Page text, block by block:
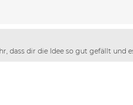
dass dir die Idee so gut gefällt und